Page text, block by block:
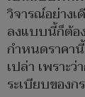
วิจารณ์อย่างเ
ลงแบบนี้ก็ต้อ
กำหนดราคา
เปล่า เพราะ
ระเบียบของ